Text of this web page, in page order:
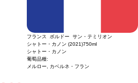
フランス ボルドー サン・テミリオン
シャトー・カノン (2021)750ml
シャトー・カノン
葡萄品種:
メルロー, カベルネ・フラン